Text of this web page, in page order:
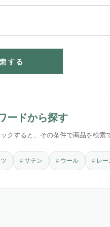
ードから探す
クすると、その条件で商品を検索
サテン ウール レー